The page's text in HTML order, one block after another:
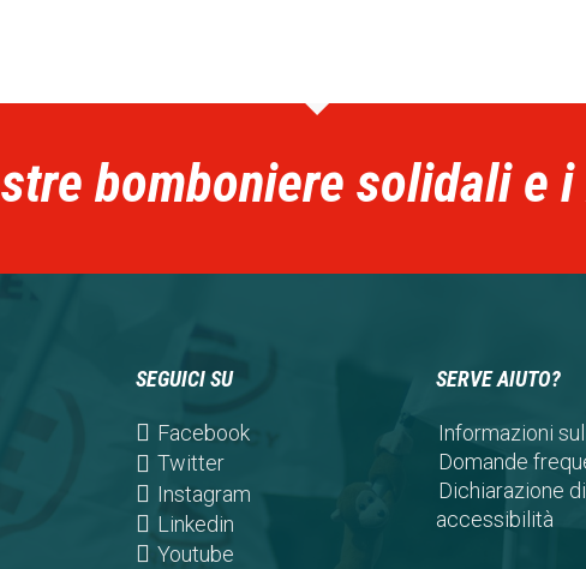
bomboniere solidali e
SEGUICI SU
Facebook(opens
a
Twitter(opens
in
a
new
Instagram(opens
Linkedin(opens
in
Youtube(opens
SERVE AIUTO?
Informazioni
Domande
Dichiarazione di
accessibilità